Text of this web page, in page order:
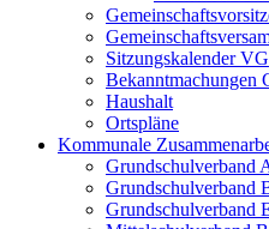
Sitzungskalender VG
Bekanntmachungen
Haushalt
Ortspläne
Kommunale
Grundschulverband
Grundschulverband
Grundschulverband